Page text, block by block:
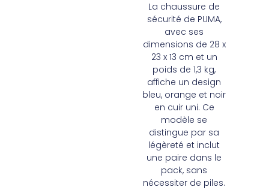
La chaussure de
sécurité de PUMA,
avec ses
dimensions de 28 x
23 x 13 cm et un
poids de 1,3 kg,
affiche un design
bleu, orange et noir
en cuir uni. Ce
modèle se
distingue par sa
légèreté et inclut
une paire dans le
pack, sans
nécessiter de piles.